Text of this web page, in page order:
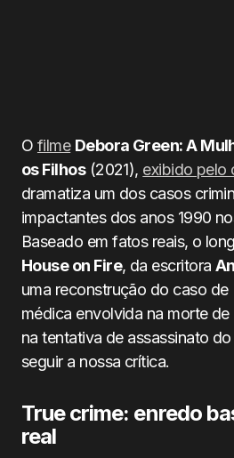
O filme Debora Green: A
os Filhos(2021), exibido pelo
dramatiza um dos casos
impactantes dos anos 1990
Baseado em fatos reais, o
House on Fire, da escritora
uma reconstrução do caso de
médica envolvida na morte
na tentativa de assassinato
seguir a nossa crítica.
True crime: enredo
real